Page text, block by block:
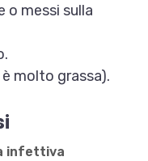
o messi sulla
molto grassa).
infettiva